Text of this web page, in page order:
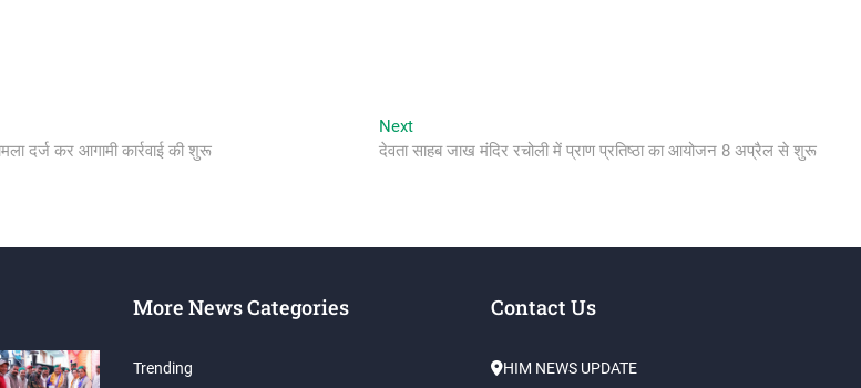
दर्ज कर आगामी कार्रवाई की शुरू
NextNext
post:
देवता साहब जाख मंदिर रचोली में प्राण प्रतिष्ठा का आयोजन 8 अप्रैल से शुरू
More News Categories
Trending
Contact Us
HIM NEWS UPDATE